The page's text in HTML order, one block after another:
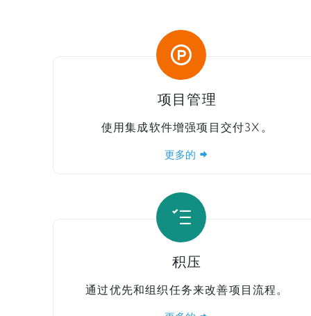
项目管理
使用集成软件增强项目交付3X。
更多的
积压
通过优先和组织任务来改善项目流程。